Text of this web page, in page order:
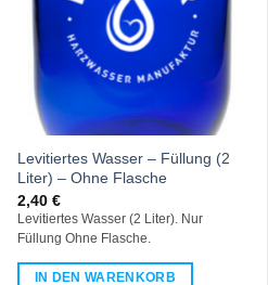
Levitiertes Wasser – Füllung (2
Liter) – Ohne Flasche
2,40 €
Levitiertes Wasser (2 Liter). Nur
Füllung Ohne Flasche.
IN DEN WARENKORB